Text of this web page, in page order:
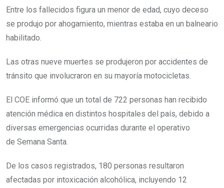
Entre los fallecidos figura un menor de edad, cuyo deceso
se produjo por ahogamiento, mientras estaba en un balneario
habilitado.
Las otras nueve muertes se produjeron por accidentes de
tránsito que involucraron en su mayoría motocicletas.
El COE informó que un total de 722 personas han recibido
atención médica en distintos hospitales del país, debido a
diversas emergencias ocurridas durante el operativo
de Semana Santa.
De los casos registrados, 180 personas resultaron
afectadas por intoxicación alcohólica, incluyendo 12